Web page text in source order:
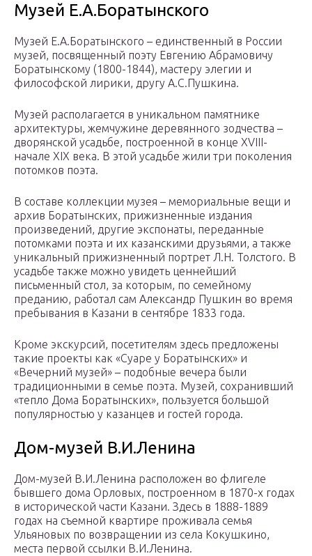
Музей Е.А.Боратынского
Музей Е.А.Боратынского – единственный в России
музей, посвященный поэту Евгению Абрамовичу
Боратынскому (1800-1844), мастеру элегии и
философской лирики, другу А.С.Пушкина.
Музей располагается в уникальном памятнике
архитектуры, жемчужине деревянного зодчества –
дворянской усадьбе, построенной в конце XVIII-
начале XIX века. В этой усадьбе жили три поколения
потомков поэта.
В составе коллекции музея – мемориальные вещи и
архив Боратынских, прижизненные издания
произведений, другие экспонаты, переданные
потомками поэта и их казанскими друзьями, а также
уникальный прижизненный портрет Л.Н. Толстого. В
усадьбе также можно увидеть ценнейший
письменный стол, за которым, по семейному
преданию, работал сам Александр Пушкин во время
пребывания в Казани в сентябре 1833 года.
Кроме экскурсий, посетителям здесь предложены
такие проекты как «Суаре у Боратынских» и
«Вечерний музей» – подобные вечера были
традиционными в семье поэта. Музей, сохранивший
«тепло Дома Боратынских», пользуется большой
популярностью у казанцев и гостей города.
Дом-музей В.И.Ленина
Дом-музей В.И.Ленина расположен во флигеле
бывшего дома Орловых, построенном в 1870-х годах
в исторической части Казани. Здесь в 1888-1889
годах на съемной квартире проживала семья
Ульяновых по возвращении из села Кокушкино,
места первой ссылки В.И.Ленина.